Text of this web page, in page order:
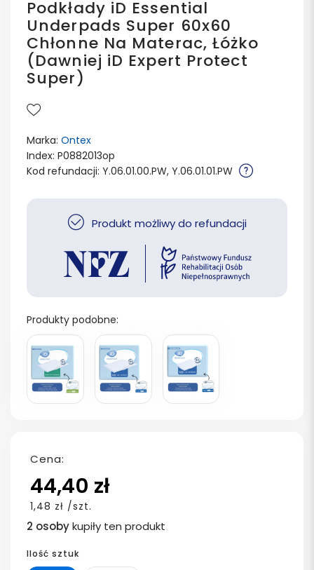
Podkłady iD Essential
Underpads Super 60x60
Chłonne Na Materac, Łóżko
(Dawniej iD Expert Protect
Super)
Marka: Ontex
Index: P0882013op
Kod refundacji: Y.06.01.00.PW, Y.06.01.01.PW
Produkt możliwy do refundacji
Produkty podobne:
Cena:
44,40 zł
1,48 zł /szt.
2 osobykupiły ten produkt
Ilość sztuk